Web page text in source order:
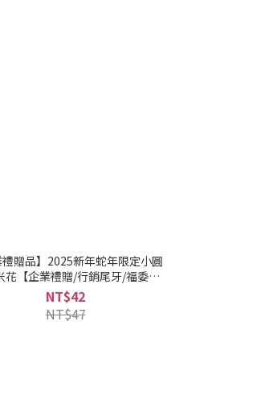
禮贈品】2025新年蛇年限定小圓
花【企業禮贈/行銷尾牙/福委活
動】
NT$42
NT$47